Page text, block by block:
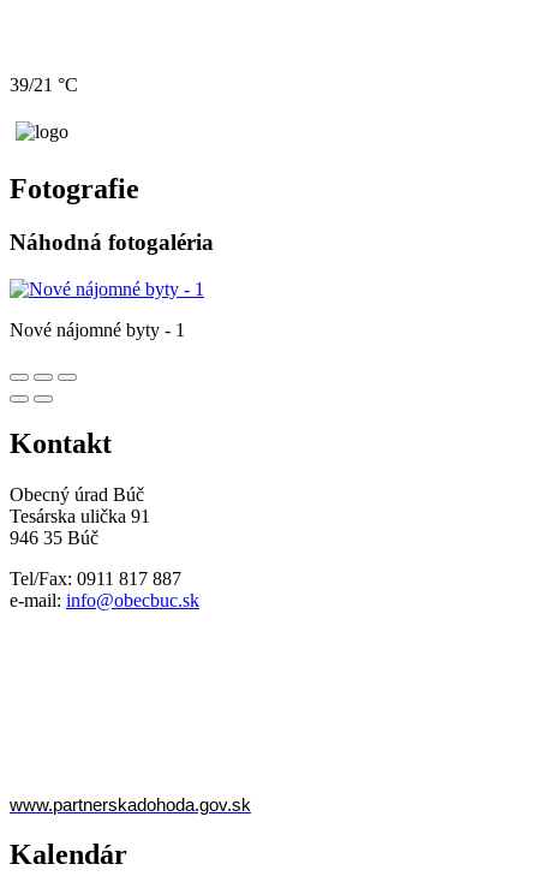
39/21 °C
Fotografie
Náhodná fotogaléria
Nové nájomné byty - 1
Kontakt
Obecný úrad Búč
Tesárska ulička 91
946 35 Búč
Tel/Fax: 0911 817 887
e-mail: info@obecbuc.sk
www.partnerskadohoda.gov.sk
Kalendár